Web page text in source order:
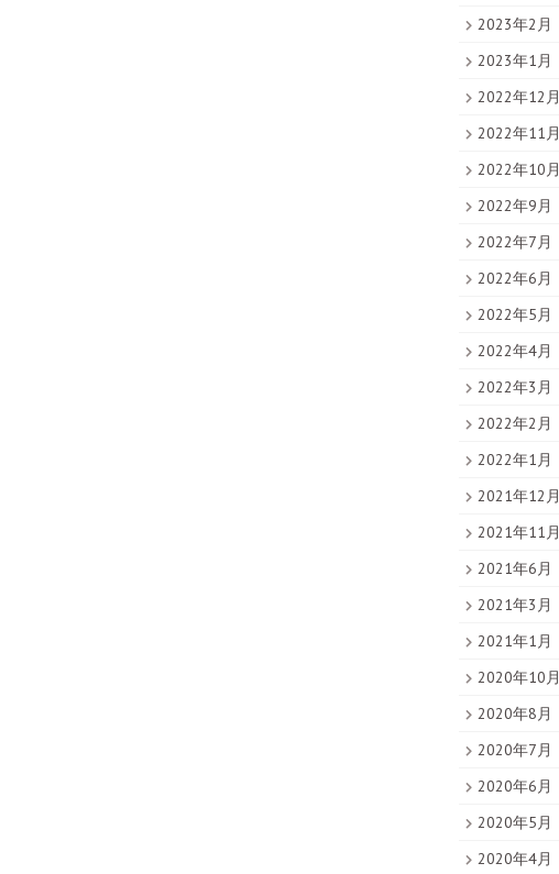
2023年2月
2023年1月
2022年12月
2022年11月
2022年10月
2022年9月
2022年7月
2022年6月
2022年5月
2022年4月
2022年3月
2022年2月
2022年1月
2021年12月
2021年11月
2021年6月
2021年3月
2021年1月
2020年10月
2020年8月
2020年7月
2020年6月
2020年5月
2020年4月